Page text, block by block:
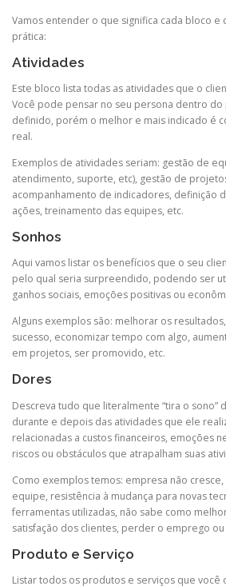
Vamos entender o que significa cada bloco e
prática:
Atividades
Este bloco lista todas as atividades que o
Você pode pensar no seu persona dentro
definido, porém o melhor e mais indicado é
real.
Exemplos de atividades seriam: gestão de
atendimento, suporte, etc), gestão de
acompanhamento de indicadores, definição
ações, treinamento das equipes, etc.
Sonhos
Aqui vamos listar os benefícios que o seu
pelo qual seria surpreendido, podendo ser
ganhos sociais, emoções positivas ou
Alguns exemplos são: melhorar os
sucesso, economizar tempo com algo,
em projetos, ser promovido, etc.
Dores
Descreva tudo que literalmente “tira o sono”
durante e depois das atividades que ele
relacionadas a custos financeiros, emoções
riscos ou obstáculos que atrapalham suas
Como exemplos temos: empresa não
equipe, resistência à mudança para novas
ferramentas utilizadas, não sabe como
satisfação dos clientes, perder o emprego
Produto e Serviço
Listar todos os produtos e serviços que